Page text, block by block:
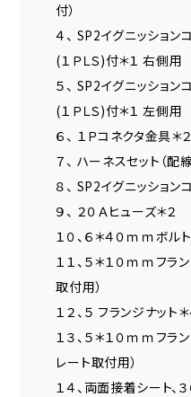
付）
４、 SP2イグニッションコ
(１ＰＬＳ)付＊１ 右側用
５、 SP2イグニッションコ
(１ＰＬＳ)付＊１ 左側用
６、 １Ｐコネクタ金具＊
７、 ハーネスセット（配
８、 SP2イグニッション
９、 ２０Ａヒューズ＊２
１０、６＊４０ｍｍボル
１１、５＊１０ｍｍフラ
取付用）
１２、５ フランジナット
１３、５＊１０ｍｍフラ
レート取付用）
１４、両面接着シート、